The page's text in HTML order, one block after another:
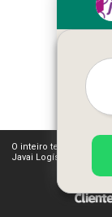
O inteiro teor deste
Javai Logística